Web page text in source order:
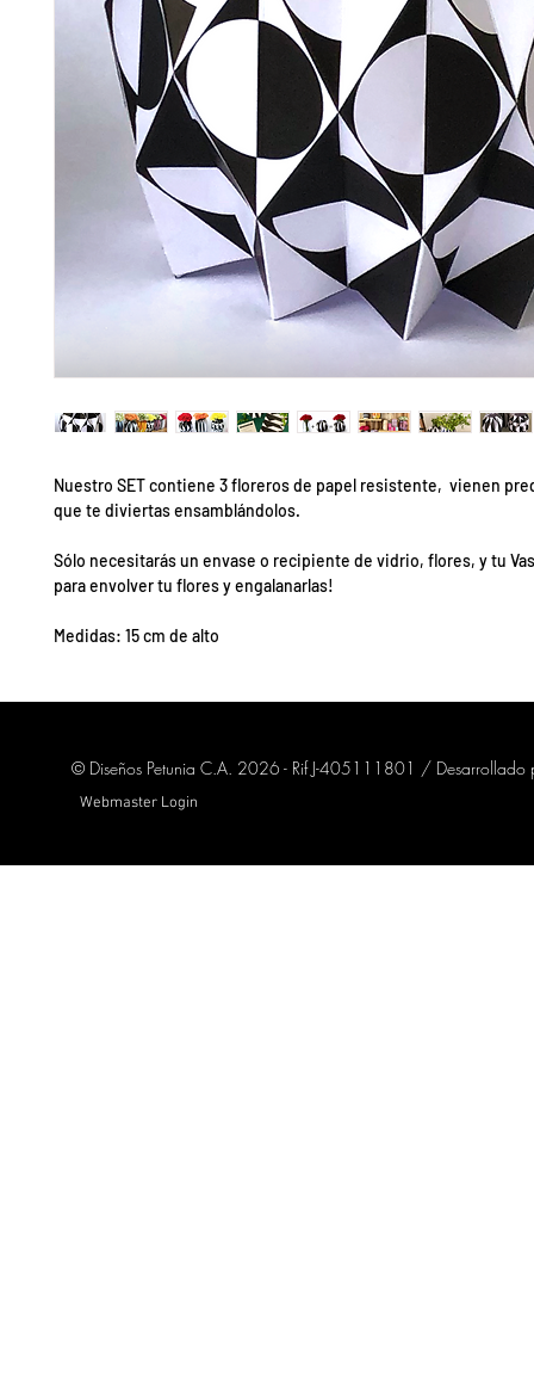
Nuestro SET contiene 3 floreros de papel resistente, vienen
que te diviertas ensamblándolos.
Sólo necesitarás un envase o recipiente de vidrio, flores, y tu
para envolver tu flores y engalanarlas!
Medidas: 15 cm de alto
© Diseños Petunia C.A. 2026 - Rif J-405111801 /
Webmaster Login